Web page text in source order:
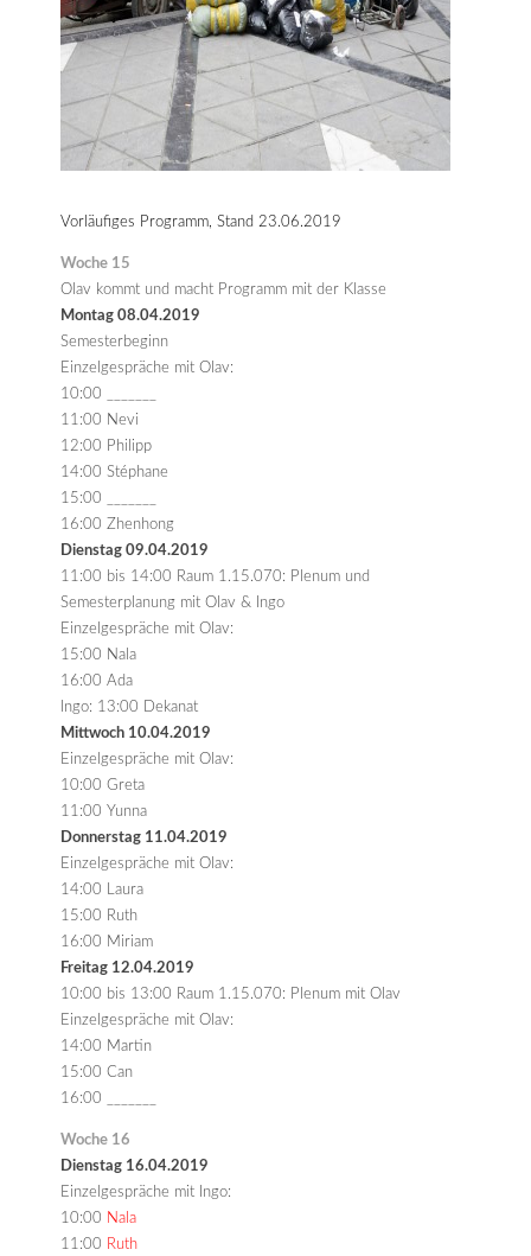
Vorläufiges Programm, Stand 23.06.2019
Woche 15
Olav kommt und macht Programm mit der Klasse
Montag 08.04.2019
Semesterbeginn
Einzelgespräche mit Olav:
10:00 _______
11:00 Nevi
12:00 Philipp
14:00 Stéphane
15:00 _______
16:00 Zhenhong
Dienstag 09.04.2019
11:00 bis 14:00 Raum 1.15.070: Plenum und
Semesterplanung mit Olav & Ingo
Einzelgespräche mit Olav:
15:00 Nala
16:00 Ada
Ingo: 13:00 Dekanat
Mittwoch 10.04.2019
Einzelgespräche mit Olav:
10:00 Greta
11:00 Yunna
Donnerstag 11.04.2019
Einzelgespräche mit Olav:
14:00 Laura
15:00 Ruth
16:00 Miriam
Freitag 12.04.2019
10:00 bis 13:00 Raum 1.15.070: Plenum mit Olav
Einzelgespräche mit Olav:
14:00 Martin
15:00 Can
16:00 _______
Woche 16
Dienstag 16.04.2019
Einzelgespräche mit Ingo:
10:00 Nala
11:00 Ruth